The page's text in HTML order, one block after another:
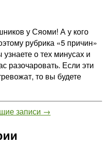
ПРИЧИН
НЕ
ПОКУПАТЬ
XIAOMI
AIR
2
Airdots
Pro
у Сяоми! А у кого
рубрика «5 причин»
о тех минусах и
разочаровать. Если эти
то вы будете
записи →